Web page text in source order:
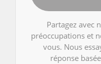
Partagez avec
préoccupations et
vous. Nous
réponse